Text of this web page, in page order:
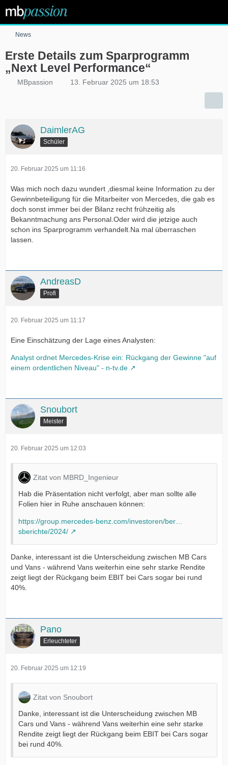
News
Erste Details zum Sparprogramm
„Next Level Performance“
MBpassion 13. Februar 2025 um 18:53
DaimlerAG
Schüler
20. Februar 2025 um 11:16
Was mich noch dazu wundert ,diesmal keine Information zu der
Gewinnbeteiligung für die Mitarbeiter von Mercedes, die gab es
doch sonst immer bei der Bilanz recht frühzeitig als
Bekanntmachung ans Personal.Oder wird die jetzige auch
schon ins Sparprogramm verhandelt.Na mal überraschen
lassen.
AndreasD
Profi
20. Februar 2025 um 11:17
Eine Einschätzung der Lage eines Analysten:
Analyst ordnet Mercedes-Krise ein: Rückgang der Gewinne "auf
einem ordentlichen Niveau" - n-tv.de
Snoubort
Meister
20. Februar 2025 um 12:03
Zitat von MBRD_Ingenieur
Hab die Präsentation nicht verfolgt, aber man sollte alle
Folien hier in Ruhe anschauen können:
https://group.mercedes-benz.com/investoren/ber…
sberichte/2024/
Danke, interessant ist die Unterscheidung zwischen MB Cars
und Vans - während Vans weiterhin eine sehr starke Rendite
zeigt liegt der Rückgang beim EBIT bei Cars sogar bei rund
40%.
Pano
Erleuchteter
20. Februar 2025 um 12:19
Zitat von Snoubort
Danke, interessant ist die Unterscheidung zwischen MB
Cars und Vans - während Vans weiterhin eine sehr starke
Rendite zeigt liegt der Rückgang beim EBIT bei Cars sogar
bei rund 40%.